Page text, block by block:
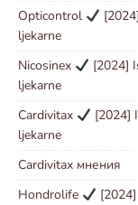
Opticontrol
ljekarne
Nicosinex
[2024]
ljekarne
Cardivitax
[2024]
ljekarne
Cardivitax мнения
Hondrolife